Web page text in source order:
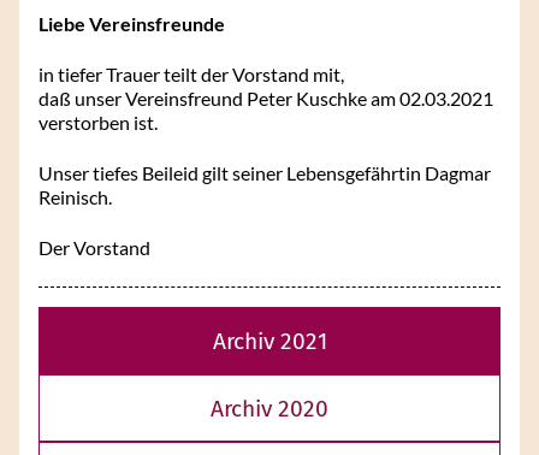
Liebe Vereinsfreunde
in tiefer Trauer teilt der Vorstand mit,
daß unser Vereinsfreund Peter Kuschke am 02.03.2021
verstorben ist.
Unser tiefes Beileid gilt seiner Lebensgefährtin Dagmar
Reinisch.
Der Vorstand
Archiv 2021
Archiv 2020